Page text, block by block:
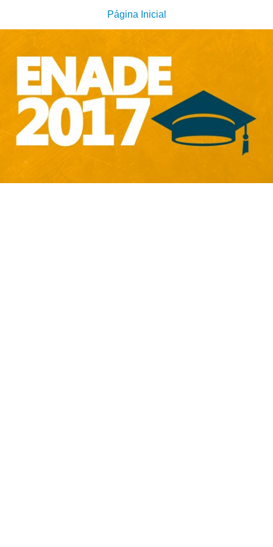
Página Inicial